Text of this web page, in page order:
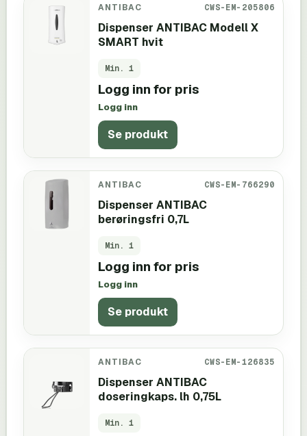
ANTIBAC CWS-EM-205806
Dispenser ANTIBAC Modell X
SMART hvit
Min. 1
Logg inn for pris
Logg inn
Se produkt
ANTIBAC CWS-EM-766290
Dispenser ANTIBAC
berøringsfri 0,7L
Min. 1
Logg inn for pris
Logg inn
Se produkt
ANTIBAC CWS-EM-126835
Dispenser ANTIBAC
doseringkaps. lh 0,75L
Min. 1